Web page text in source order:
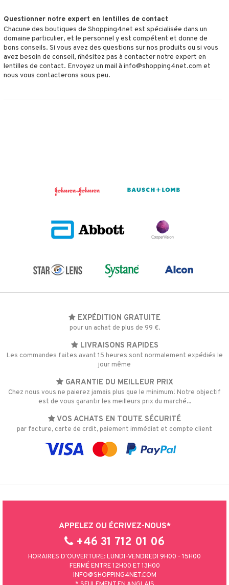
Questionner notre expert en lentilles de contact
Chacune des boutiques de Shopping4net est spécialisée dans un
domaine particulier, et le personnel y est compétent et donne de
bons conseils. Si vous avez des questions sur nos produits ou si vous
avez besoin de conseil, n´hésitez pas à contacter notre expert en
lentilles de contact. Envoyez un mail à info@shopping4net.com et
nous vous contacterons sous peu.
EXPÉDITION GRATUITE
pour un achat de plus de 99 €.
LIVRAISONS RAPIDES
Les commandes faites avant 15 heures sont normalement expédiés le
jour même
GARANTIE DU MEILLEUR PRIX
Chez nous vous ne paierez jamais plus que le minimum! Notre objectif
est de vous garantir les meilleurs prix du marché...
VOS ACHATS EN TOUTE SÉCURITÉ
par facture, carte de crdit, paiement immédiat et compte client
APPELEZ OU ÉCRIVEZ-NOUS*
+46 31 712 01 06
HORAIRES D'OUVERTURE: LUNDI-VENDREDI 9H00 - 15H00
FERMÉ ENTRE 12H00 ET 13H00
INFO@SHOPPING4NET.COM